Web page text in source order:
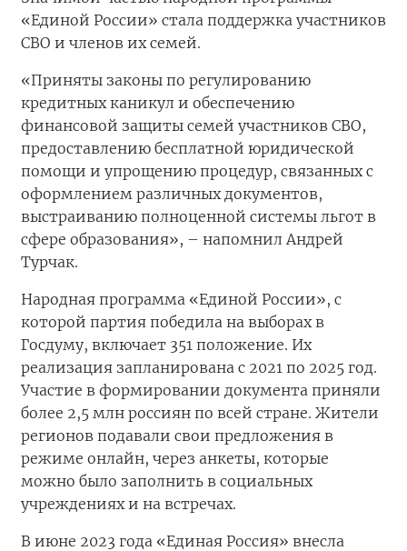
«Единой России» стала поддержка участников
СВО и членов их семей.
«Приняты законы по регулированию
кредитных каникул и обеспечению
финансовой защиты семей участников СВО,
предоставлению бесплатной юридической
помощи и упрощению процедур, связанных с
оформлением различных документов,
выстраиванию полноценной системы льгот в
сфере образования», – напомнил Андрей
Турчак.
Народная программа «Единой России», с
которой партия победила на выборах в
Госдуму, включает 351 положение. Их
реализация запланирована с 2021 по 2025 год.
Участие в формировании документа приняли
более 2,5 млн россиян по всей стране. Жители
регионов подавали свои предложения в
режиме онлайн, через анкеты, которые
можно было заполнить в социальных
учреждениях и на встречах.
В июне 2023 года «Единая Россия» внесла